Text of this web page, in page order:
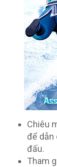
Chiêu
để dẫn
đấu.
Tham